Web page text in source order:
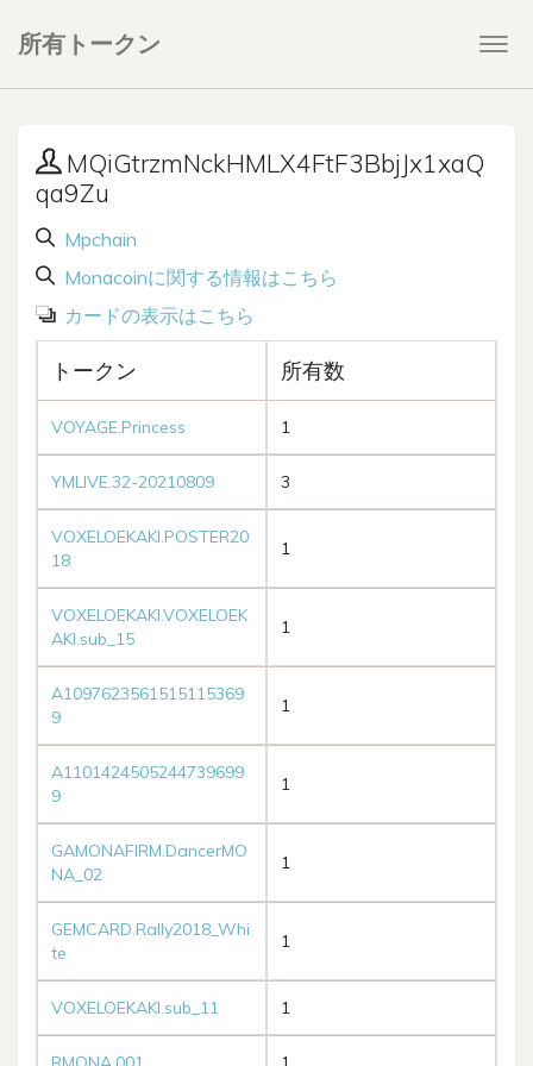
所有トークン
MQiGtrzmNckHMLX4FtF3BbjJx1xaQ
qa9Zu
Mpchain
Monacoinに関する情報はこちら
カードの表示はこちら
トークン 所有数
VOYAGE.Princess 1
YMLIVE.32-20210809 3
VOXELOEKAKI.POSTER20
18
1
VOXELOEKAKI.VOXELOEK
AKI.sub_15
1
A1097623561515115369
9
1
A1101424505244739699
9
1
GAMONAFIRM.DancerMO
NA_02
1
GEMCARD.Rally2018_Whi
te
1
VOXELOEKAKI.sub_11 1